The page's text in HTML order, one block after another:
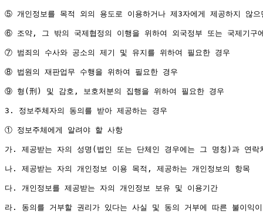
⑤ 개인정보를 목적 외의 용도로 이용하거나 제3자에게 제공하지 않
⑥ 조약, 그 밖의 국제협정의 이행을 위하여 외국정부 또는 국제기구
⑦ 범죄의 수사와 공소의 제기 및 유지를 위하여 필요한 경우
⑧ 법원의 재판업무 수행을 위하여 필요한 경우
⑨ 형(刑) 및 감호, 보호처분의 집행을 위하여 필요한 경우
3. 정보주체자의 동의를 받아 제공하는 경우
① 정보주체에게 알려야 할 사항
가. 제공받는 자의 성명(법인 또는 단체인 경우에는 그 명칭)과 연락
나. 제공받는 자의 개인정보 이용 목적, 제공하는 개인정보의 항목
다. 개인정보를 제공받는 자의 개인정보 보유 및 이용기간
라. 동의를 거부할 권리가 있다는 사실 및 동의 거부에 따른 불이익